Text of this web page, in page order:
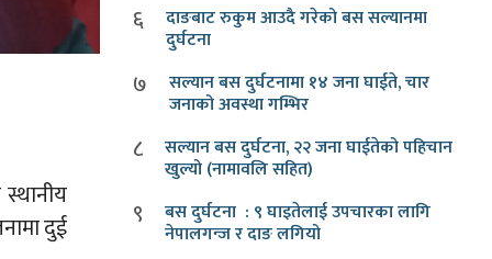
दुई
६ दाङबाट रुकुम आउदै गरेको बस सल्यानमा
दुर्घटना
७ सल्यान बस दुर्घटनामा १४ जना घाईते, चार
जनाको अवस्था गम्भिर
८ सल्यान बस दुर्घटना, २२ जना घाईतेको पहिचान
खुल्यो (नामावलि सहित)
९ बस दुर्घटना : ९ घाइतेलाई उपचारका लागि
नेपालगन्ज र दाङ लगियो